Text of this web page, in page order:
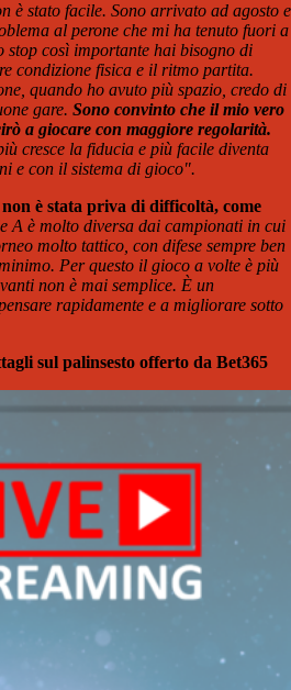
è stato facile. Sono arrivato ad agosto e
al perone che mi ha tenuto fuori a
così importante hai bisogno di
condizione fisica e il ritmo partita.
quando ho avuto più spazio, credo di
gare. Sono convinto che il mio vero
a giocare con maggiore regolarità.
cresce la fiducia e più facile diventa
e con il sistema di gioco".
è stata priva di difficoltà, come
A è molto diversa dai campionati in cui
molto tattico, con difese sempre ben
Per questo il gioco a volte è più
non è mai semplice. È un
rapidamente e a migliorare sotto
sul palinsesto offerto da Bet365